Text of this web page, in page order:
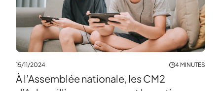
15/11/2024 4 MINUTES
À l’Assemblée nationale, les CM2